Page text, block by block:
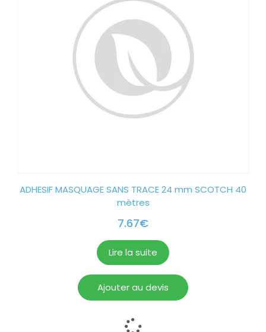
ADHESIF MASQUAGE SANS TRACE 24 mm SCOTCH 40
mètres
7.67€
Lire la suite
Ajouter au devis